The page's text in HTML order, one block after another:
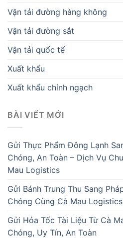
Vận tải đường hàng không
Vận tải đường sắt
Vận tải quốc tế
Xuất khẩu
Xuất khẩu chính ngạch
BÀI VIẾT MỚI
Gửi Thực Phẩm Đông Lạnh
Chóng, An Toàn – Dịch Vụ
Mau Logistics
Gửi Bánh Trung Thu Sang
Chóng Cùng Cà Mau Logistics
Gửi Hỏa Tốc Tài Liệu Từ Cà
Chóng, Uy Tín, An Toàn